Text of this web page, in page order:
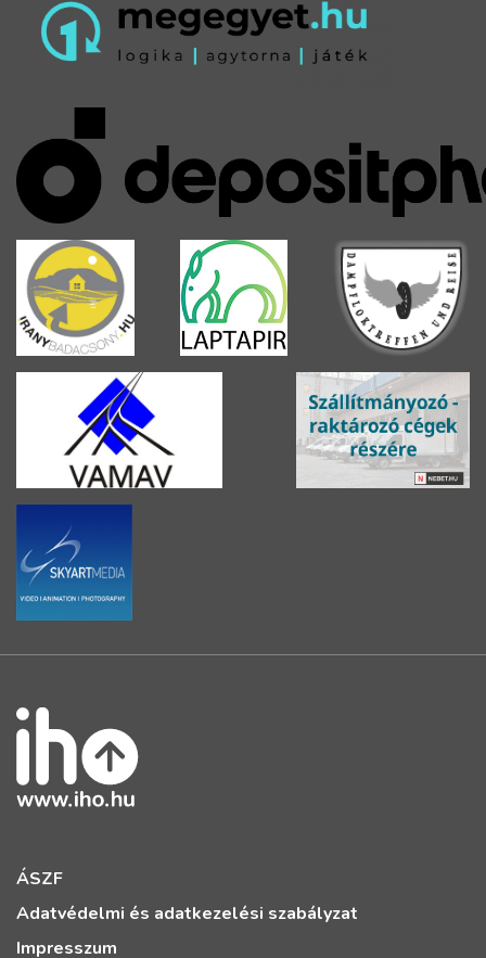
ÁSZF
Adatvédelmi és adatkezelési szabályzat
Impresszum